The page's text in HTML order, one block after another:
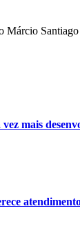
mais